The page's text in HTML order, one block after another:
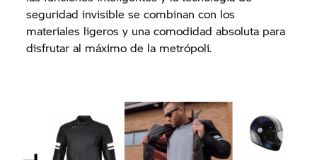
seguridad invisible se combinan con los
materiales ligeros y una comodidad absoluta para
disfrutar al máximo de la metrópoli.